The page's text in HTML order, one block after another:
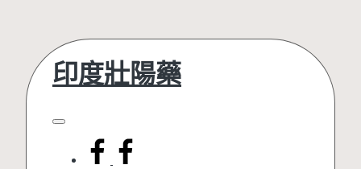
content
印度壯陽藥
facebook.com